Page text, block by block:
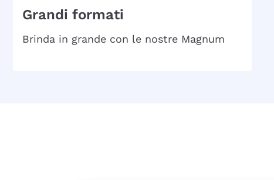
Grandi formati
Brinda in grande con le nostre Magnum